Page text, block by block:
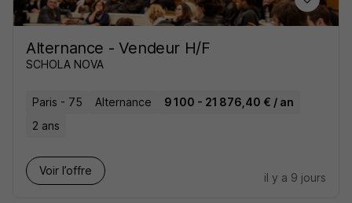
Alternance - Vendeur H/F
SCHOLA NOVA
Paris - 75 Alternance
9 100 - 21 876,40 € / an
2 ans
Voir l’offre
il y a 9 jours